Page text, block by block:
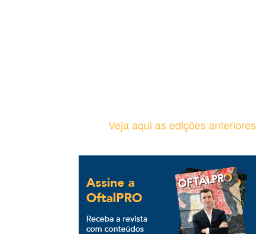
Veja aqui as edições anteriores